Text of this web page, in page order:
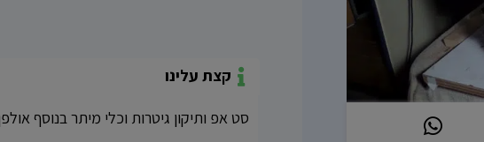
קצת עלינו
סט אפ ותיקון גיטרות וכלי מיתר בנוסף